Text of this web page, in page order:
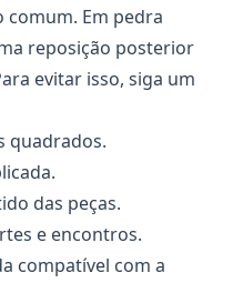
Em pedra
reposição posterior
evitar isso, siga um
quadrados.
das peças.
e encontros.
compatível com a